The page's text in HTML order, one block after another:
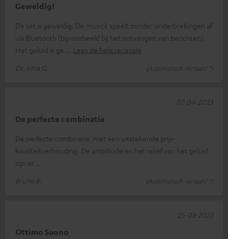
Geweldig!
De set is geweldig. De musick speelt zonder onderbrekingen af
via Bluetooth (bijvoorbeeld bij het ontvangen van berichten).
Het geluid is ge
Lees de hele recensie
Dr. Irina G.
(Automatisch vertaald *)
De perfecte combinatie
De perfecte combinatie, met een uitstekende prijs-
kwaliteitverhouding. De amplitude en het reliëf van het geluid
zijn er...
Bruno B.
(Automatisch vertaald *)
07-04-2023
Ottimo Suono
25-03-2023